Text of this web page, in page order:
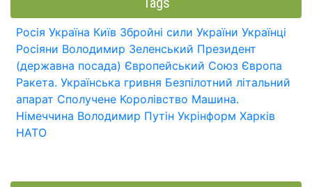
Росія Україна Київ Збройні сили України Українці
Росіяни Володимир Зеленський Президент
(державна посада) Європейський Союз Європа
Ракета. Українська гривня Безпілотний літальний
апарат Сполучене Королівство Машина.
Німеччина Володимир Путін Укрінформ Харків
НАТО